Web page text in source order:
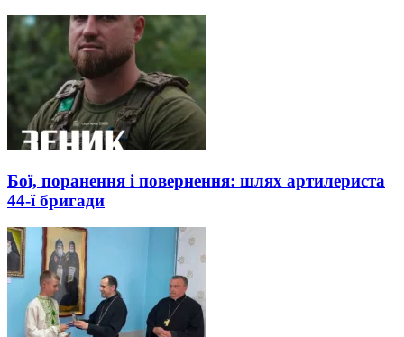
Бої, поранення і повернення: шлях артилериста
44-ї бригади